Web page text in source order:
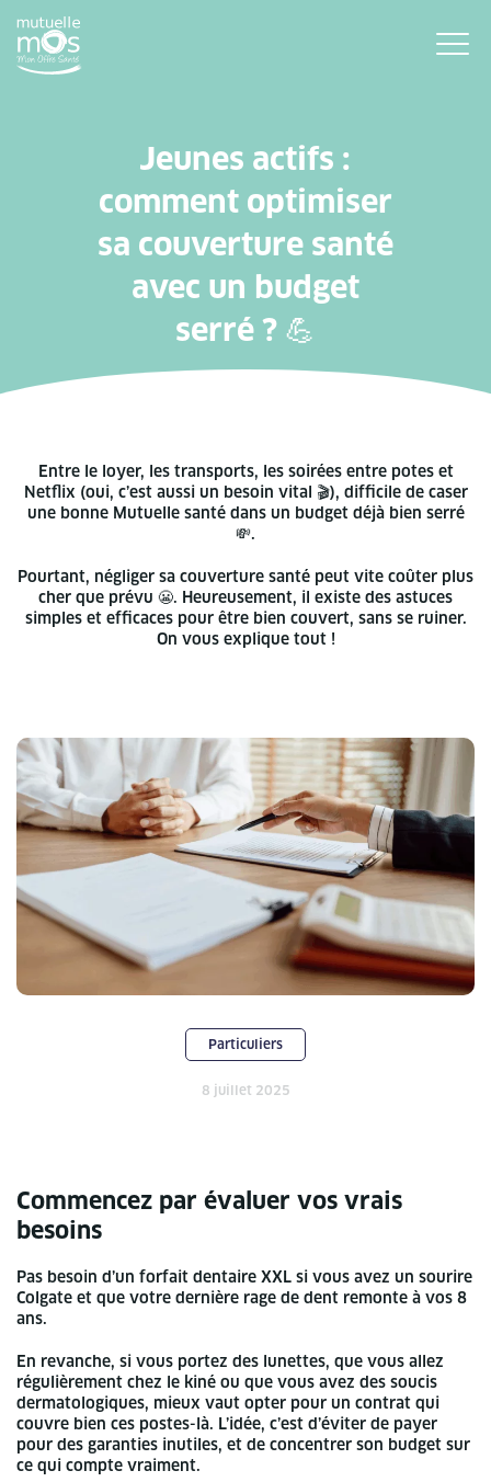
Jeunes actifs :
comment optimiser
sa couverture santé
avec un budget
serré ? 💪
Entre le loyer, les transports, les soirées entre potes et
Netflix (oui, c’est aussi un besoin vital 🎬), difficile de caser
une bonne Mutuelle santé dans un budget déjà bien serré
💸.
Pourtant, négliger sa couverture santé peut vite coûter plus
cher que prévu 😬. Heureusement, il existe des astuces
simples et efficaces pour être bien couvert, sans se ruiner.
On vous explique tout !
Particuliers
8 juillet 2025
Commencez par évaluer vos vrais
besoins
Pas besoin d’un forfait dentaire XXL si vous avez un sourire
Colgate et que votre dernière rage de dent remonte à vos 8
ans.
En revanche, si vous portez des lunettes, que vous allez
régulièrement chez le kiné ou que vous avez des soucis
dermatologiques, mieux vaut opter pour un contrat qui
couvre bien ces postes-là. L’idée, c’est d’éviter de payer
pour des garanties inutiles, et de concentrer son budget sur
ce qui compte vraiment.